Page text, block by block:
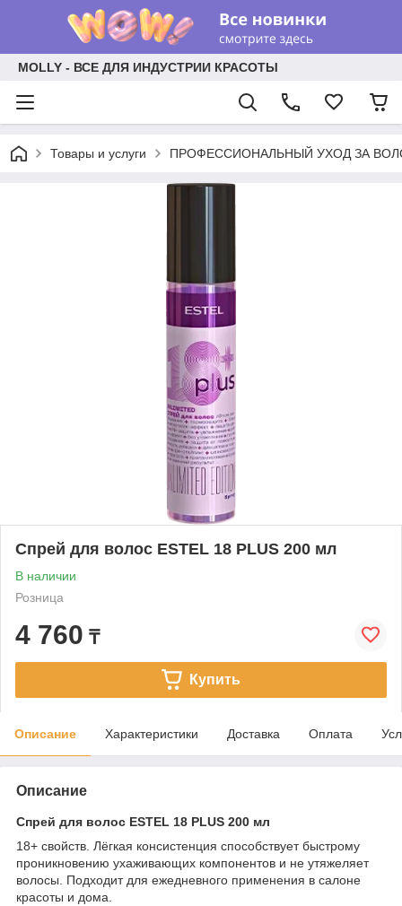
MOLLY - ВСЕ ДЛЯ ИНДУСТРИИ КРАСОТЫ
Товары и услуги ПРОФЕССИОНАЛЬНЫЙ УХОД ЗА
Спрей для волос ESTEL 18 PLUS 200 мл
В наличии
Розница
4 760 ₸
Купить
Описание Характеристики Доставка Оплата
Описание
Спрей для волос ESTEL 18 PLUS 200 мл
18+ свойств. Лёгкая консистенция способствует быстрому
проникновению ухаживающих компонентов и не утяжеляет
волосы. Подходит для ежедневного применения в салоне
красоты и дома.